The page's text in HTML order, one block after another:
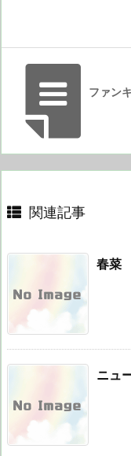
ファン
関連記事
春菜
ニュ